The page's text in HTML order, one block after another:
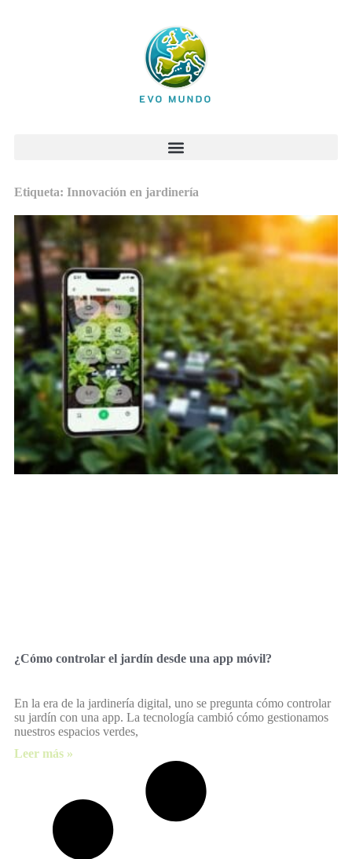
Etiqueta: Innovación en jardinería
¿Cómo controlar el jardín desde una app móvil?
En la era de la jardinería digital, uno se pregunta cómo controlar
su jardín con una app. La tecnología cambió cómo gestionamos
nuestros espacios verdes,
Leer más »